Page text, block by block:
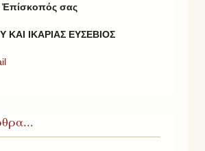
σας
ΚΑΙ ΙΚΑΡΙΑΣ ΕΥΣΕΒΙΟΣ